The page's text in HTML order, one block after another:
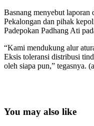
Basnang menyebut laporan
Pekalongan dan pihak
Padepokan Padhang Ati
“Kami mendukung alur
Eksis toleransi distribusi
oleh siapa pun,” tegasnya.
You may also like